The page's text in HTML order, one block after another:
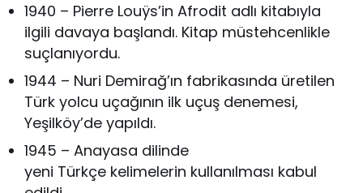
1940 – Pierre Louÿs’in Afrodit adlı kitabıyla
ilgili davaya başlandı. Kitap müstehcenlikle
suçlanıyordu.
1944 – Nuri Demirağ’ın fabrikasında üretilen
Türk yolcu uçağının ilk uçuş denemesi,
Yeşilköy’de yapıldı.
1945 – Anayasa dilinde
yeni Türkçe kelimelerin kullanılması kabul